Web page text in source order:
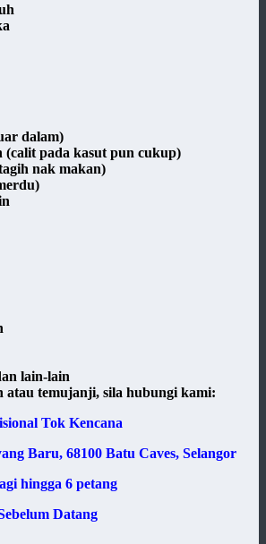
dalam)
(calit pada kasut pun cukup)
nak makan)
lain-lain
atau temujanji, sila hubungi kami:
Tok Kencana
Baru, 68100 Batu Caves, Selangor
hingga 6 petang
Datang